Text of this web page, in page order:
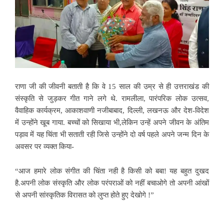
राणा जी की जीवनी बताती है कि वे 15 साल की उम्र से ही उत्तराखंड की
संस्कृति से जुड़कर गीत गाने लगे थे. रामलीला, पारंपरिक लोक उत्सव,
वैवाहिक कार्यक्रम, आकाशवाणी नजीबाबाद,दिल्ली, लखनऊ और देश-विदेश
में उन्होंने खूब गाया. बच्चों को सिखाया भी,लेकिन उन्हें अपने जीवन के अंतिम
पड़ाव में यह चिंता भी सताती रही जिसे उन्होंने दो वर्ष पहले अपने जन्म दिन के
अवसर पर व्यक्त किया-
“आज हमारे लोक संगीतकी चिंता नही है किसी को बबा! यह बहुत दुखद
है.अपनी लोक संस्कृति और लोक परंपराओं को नहीं बचाओगे तो अपनी आंखों
से अपनी सांस्कृतिक विरासत को लुप्त होते हुए देखोगे !”